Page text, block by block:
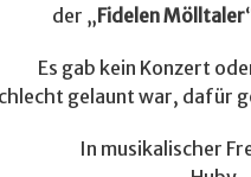
der „Fidelen Mölltaler
Es gab kein Konzert
gelaunt war, dafür
In musikalischer